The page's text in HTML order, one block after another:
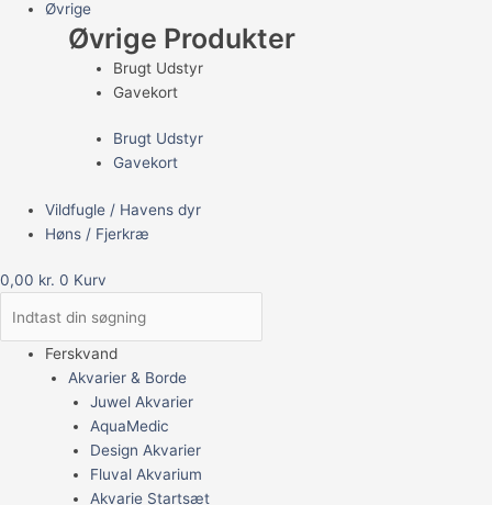
Øvrige
Øvrige Produkter
Brugt Udstyr
Gavekort
Brugt Udstyr
Gavekort
Vildfugle / Havens dyr
Høns / Fjerkræ
0,00 kr. 0 Kurv
Ferskvand
Akvarier & Borde
Juwel Akvarier
AquaMedic
Design Akvarier
Fluval Akvarium
Akvarie Startsæt